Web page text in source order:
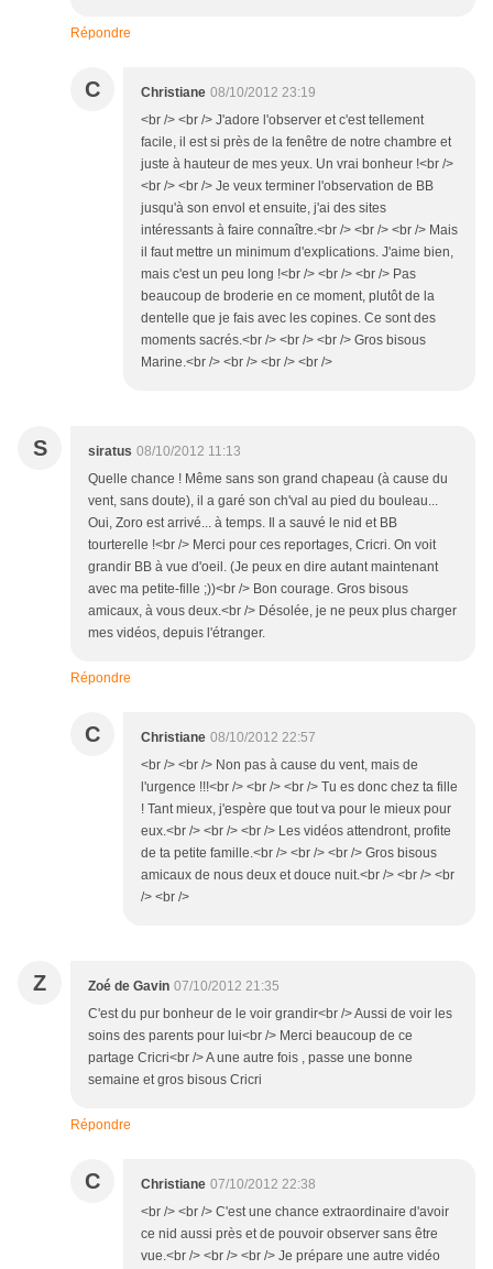
Répondre
C Christiane 08/10/2012 23:19
<br /> <br /> J'adore l'observer et c'est tellement
facile, il est si près de la fenêtre de notre chambre et
juste à hauteur de mes yeux. Un vrai bonheur !<br />
<br /> <br /> Je veux terminer l'observation de BB
jusqu'à son envol et ensuite, j'ai des sites
intéressants à faire connaître.<br /> <br /> <br /> Mais
il faut mettre un minimum d'explications. J'aime bien,
mais c'est un peu long !<br /> <br /> <br /> Pas
beaucoup de broderie en ce moment, plutôt de la
dentelle que je fais avec les copines. Ce sont des
moments sacrés.<br /> <br /> <br /> Gros bisous
Marine.<br /> <br /> <br /> <br />
S siratus 08/10/2012 11:13
Quelle chance ! Même sans son grand chapeau (à cause du
vent, sans doute), il a garé son ch'val au pied du bouleau...
Oui, Zoro est arrivé... à temps. Il a sauvé le nid et BB
tourterelle !<br /> Merci pour ces reportages, Cricri. On voit
grandir BB à vue d'oeil. (Je peux en dire autant maintenant
avec ma petite-fille ;))<br /> Bon courage. Gros bisous
amicaux, à vous deux.<br /> Désolée, je ne peux plus charger
mes vidéos, depuis l'étranger.
Répondre
C Christiane 08/10/2012 22:57
<br /> <br /> Non pas à cause du vent, mais de
l'urgence !!!<br /> <br /> <br /> Tu es donc chez ta fille
! Tant mieux, j'espère que tout va pour le mieux pour
eux.<br /> <br /> <br /> Les vidéos attendront, profite
de ta petite famille.<br /> <br /> <br /> Gros bisous
amicaux de nous deux et douce nuit.<br /> <br /> <br
/> <br />
Z Zoé de Gavin 07/10/2012 21:35
C'est du pur bonheur de le voir grandir<br /> Aussi de voir les
soins des parents pour lui<br /> Merci beaucoup de ce
partage Cricri<br /> A une autre fois , passe une bonne
semaine et gros bisous Cricri
Répondre
C Christiane 07/10/2012 22:38
<br /> <br /> C'est une chance extraordinaire d'avoir
ce nid aussi près et de pouvoir observer sans être
vue.<br /> <br /> <br /> Je prépare une autre vidéo